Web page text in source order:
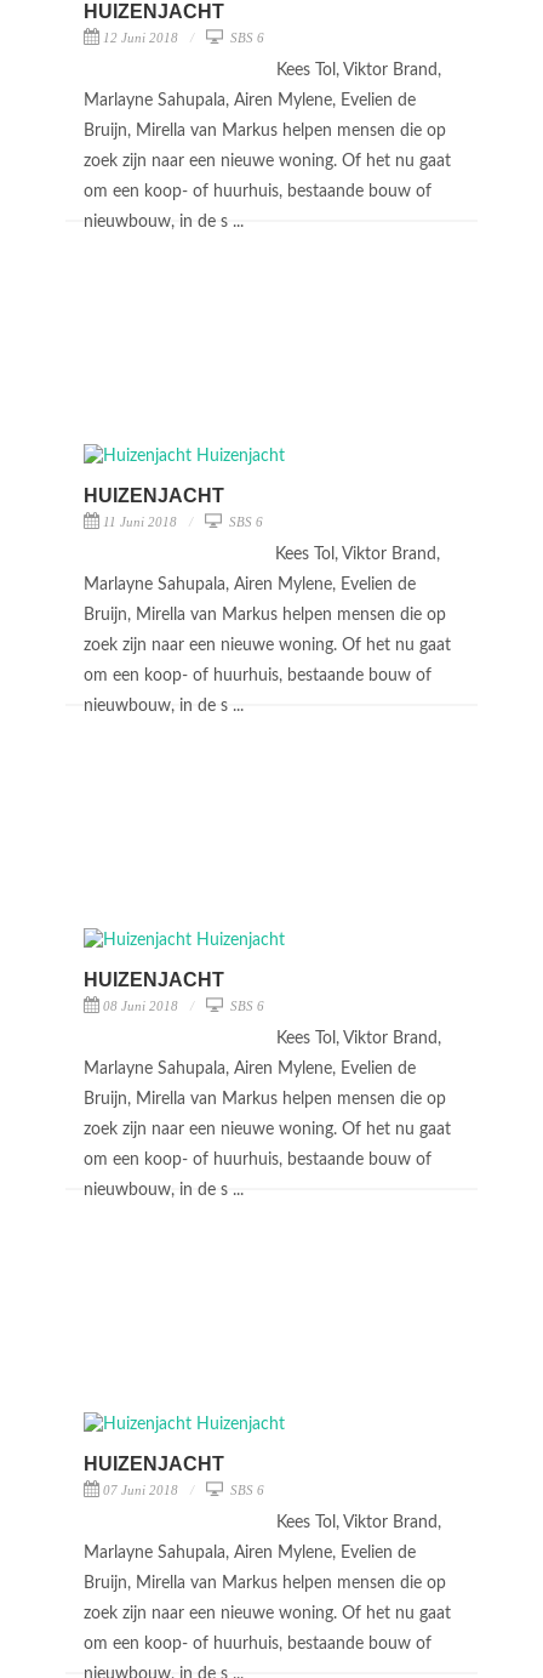
HUIZENJACHT
12 Juni 2018 SBS 6
Kees Tol, Viktor Brand,
Marlayne Sahupala, Airen Mylene, Evelien de
Bruijn, Mirella van Markus helpen mensen die op
zoek zijn naar een nieuwe woning. Of het nu gaat
om een koop- of huurhuis, bestaande bouw of
nieuwbouw, in de s ...
HUIZENJACHT
11 Juni 2018 SBS 6
Kees Tol, Viktor Brand,
Marlayne Sahupala, Airen Mylene, Evelien de
Bruijn, Mirella van Markus helpen mensen die op
zoek zijn naar een nieuwe woning. Of het nu gaat
om een koop- of huurhuis, bestaande bouw of
nieuwbouw, in de s ...
HUIZENJACHT
08 Juni 2018 SBS 6
Kees Tol, Viktor Brand,
Marlayne Sahupala, Airen Mylene, Evelien de
Bruijn, Mirella van Markus helpen mensen die op
zoek zijn naar een nieuwe woning. Of het nu gaat
om een koop- of huurhuis, bestaande bouw of
nieuwbouw, in de s ...
HUIZENJACHT
07 Juni 2018 SBS 6
Kees Tol, Viktor Brand,
Marlayne Sahupala, Airen Mylene, Evelien de
Bruijn, Mirella van Markus helpen mensen die op
zoek zijn naar een nieuwe woning. Of het nu gaat
om een koop- of huurhuis, bestaande bouw of
nieuwbouw, in de s ...